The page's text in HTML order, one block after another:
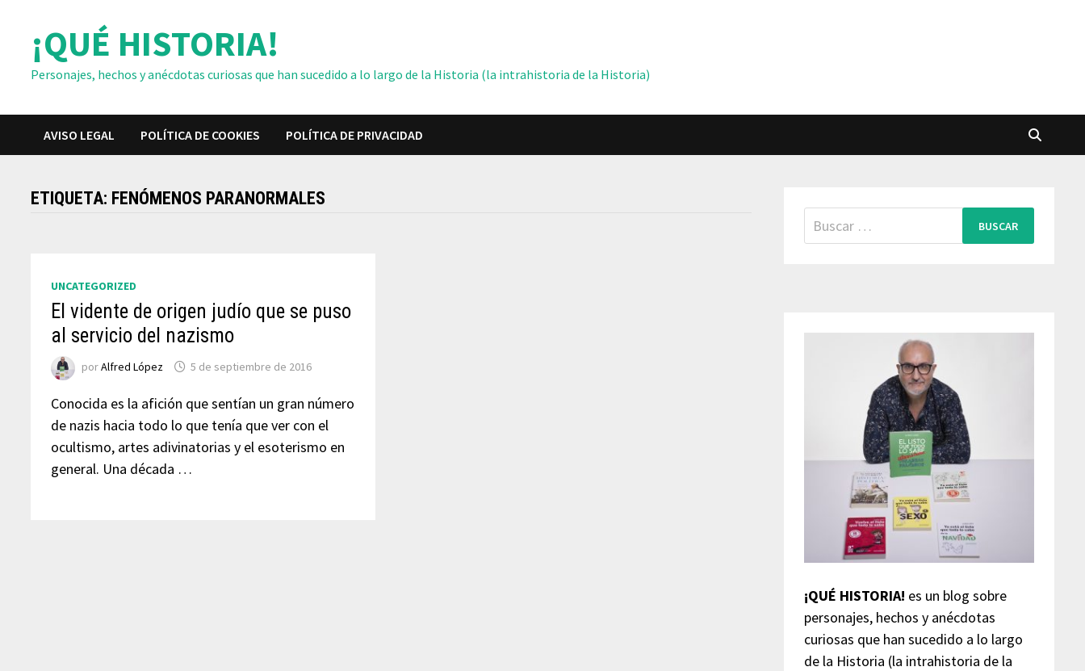
contenido¡QUÉ HISTORIA!
Personajes, hechos y anécdotas curiosas que han sucedido a lo largo de la Historia (la intrahistoria de la Historia)
AVISO LEGAL POLÍTICA DE COOKIES POLÍTICA DE PRIVACIDAD
ETIQUETA: FENÓMENOS PARANORMALES
UNCATEGORIZED
El vidente de origen judío que se puso
al servicio del nazismo
porAlfred López 5 de septiembre de 2016
Conocida es la afición que sentían un gran número
de nazis hacia todo lo que tenía que ver con el
ocultismo, artes adivinatorias y el esoterismo en
general. Una década …
Buscar:
¡QUÉ HISTORIA! es un blog sobre
personajes, hechos y anécdotas
curiosas que han sucedido a lo largo
de la Historia (la intrahistoria de la